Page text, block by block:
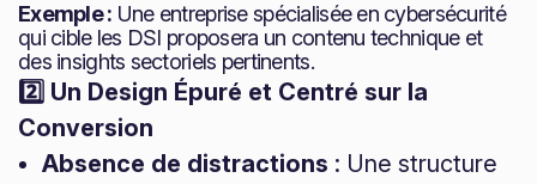
Exemple : Une entreprise spécialisée en cybersécurité
qui cible les DSI proposera un contenu technique et
des insights sectoriels pertinents.
2️⃣ Un Design Épuré et Centré sur la
Conversion
Absence de distractions : Une structure